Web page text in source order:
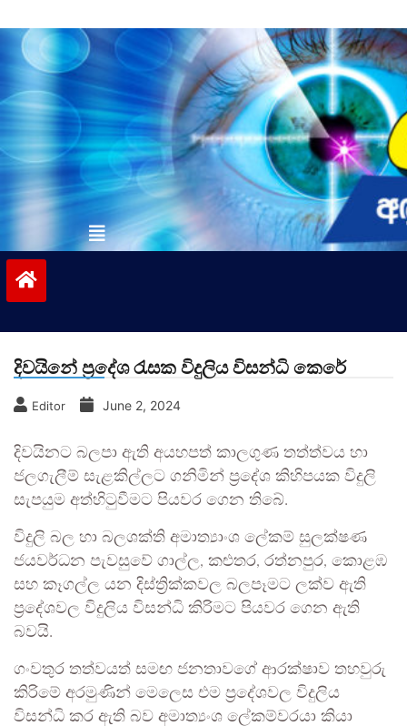
to
contentvinivida.lk
දිවයිනේ ප්‍රදේශ රැසක විදුලිය විසන්ධි කෙරේ
Editor June 2, 2024
දිවයිනට බලපා ඇති අයහපත් කාලගුණ තත්ත්වය හා
ජලගැලීම් සැළකිල්ලට ගනිමින් ප්‍රදේශ කිහිපයක විදුලි
සැපයුම අත්හිටුවීමට පියවර ගෙන තිබේ.
විදුලි බල හා බලශක්ති අමාත්‍යාංශ ලේකම් සුලක්ෂණ
ජයවර්ධන පැවසුවේ ගාල්ල, කළුතර, රත්නපුර, කොළඹ
සහ කෑගල්ල යන දිස්ත්‍රික්කවල බලපෑමට ලක්ව ඇති
ප්‍රදේශවල විදුලිය විසන්ධි කිරිමට පියවර ගෙන ඇති
බවයි.
ගංවතුර තත්වයත් සමඟ ජනතාවගේ ආරක්ෂාව තහවුරු
කිරිමේ අරමුණින් මෙලෙස එම ප්‍රදේශවල විදුලිය
විසන්ධි කර ඇති බව අමාත්‍යංශ ලේකම්වරයා කියා